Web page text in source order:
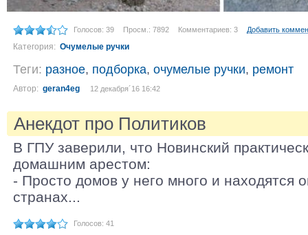
Голосов: 39 Просм.: 7892 Комментариев: 3 Добавить
Категория: Очумелые ручки
Теги: разное, подборка, очумелые ручки, ремонт
Автор: geran4eg 12 декабря´16 16:42
Анекдот про Политиков
В ГПУ заверили, что Новинский
домашним арестом:
- Просто домов у него много и находятся
странах...
Голосов: 41